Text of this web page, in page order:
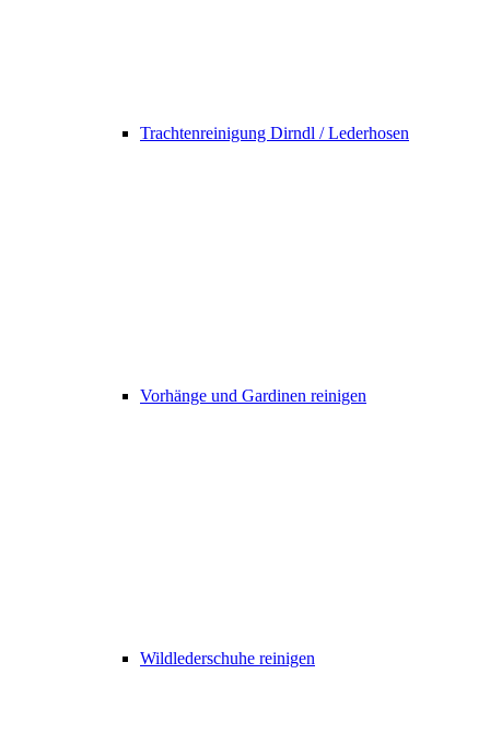
Trachtenreinigung Dirndl / Lederhosen
Vorhänge und Gardinen reinigen
Wildlederschuhe reinigen